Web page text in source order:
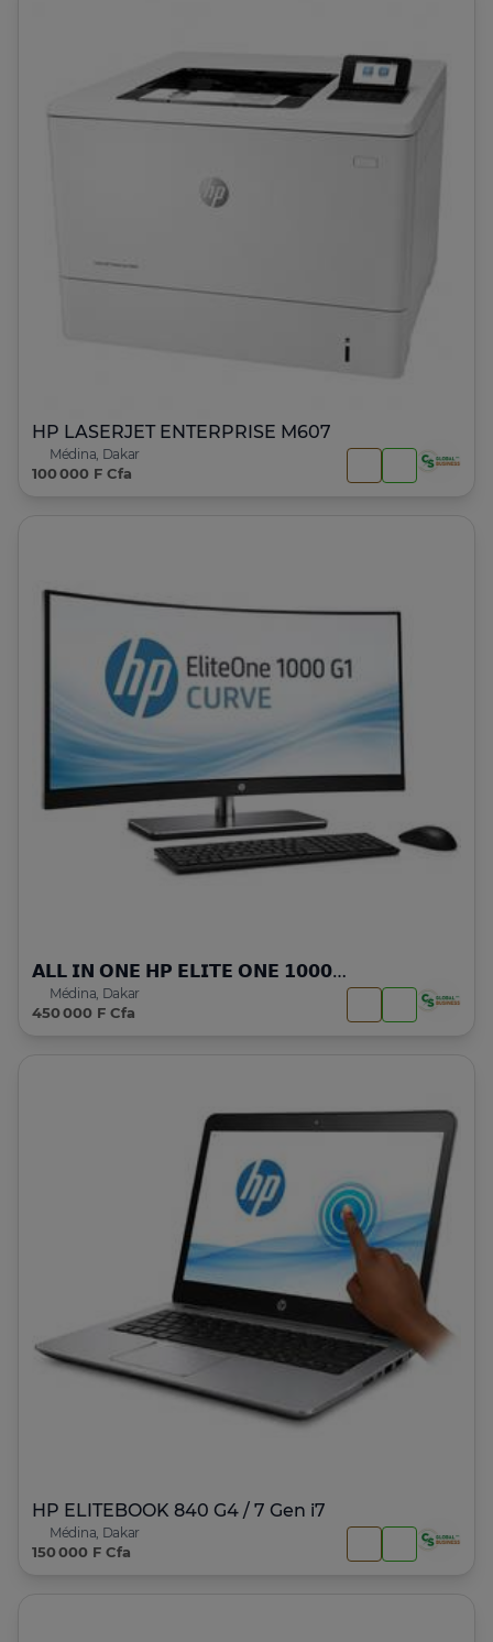
HP LASERJET ENTERPRISE M607
Médina, Dakar
100 000 F Cfa
𝗔𝗟𝗟 𝗜𝗡 𝗢𝗡𝗘 𝗛𝗣 𝗘𝗟𝗜𝗧𝗘 𝗢𝗡𝗘 𝟭𝟬𝟬𝟬 𝗚𝟭 | 𝗜𝟱 | 𝟳 𝗚𝗘𝗡
Médina, Dakar
450 000 F Cfa
HP ELITEBOOK 840 G4 / 7 Gen i7
Médina, Dakar
150 000 F Cfa